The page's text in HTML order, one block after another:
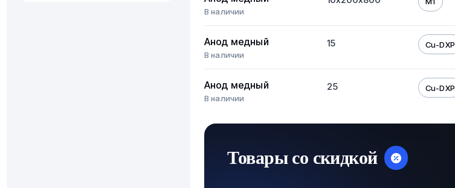
В наличии
Анод медный
В наличии
15 Cu-DXP
Анод медный
В наличии
25 Cu-DXP
Товары со скидкой